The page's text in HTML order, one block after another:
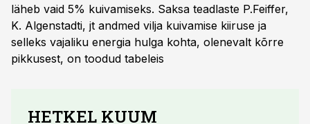
läheb vaid 5% kuivamiseks. Saksa teadlaste P.Feiffer,
K. Algenstadti, jt andmed vilja kuivamise kiiruse ja
selleks vajaliku energia hulga kohta, olenevalt kõrre
pikkusest, on toodud tabeleis
HETKEL KUUM